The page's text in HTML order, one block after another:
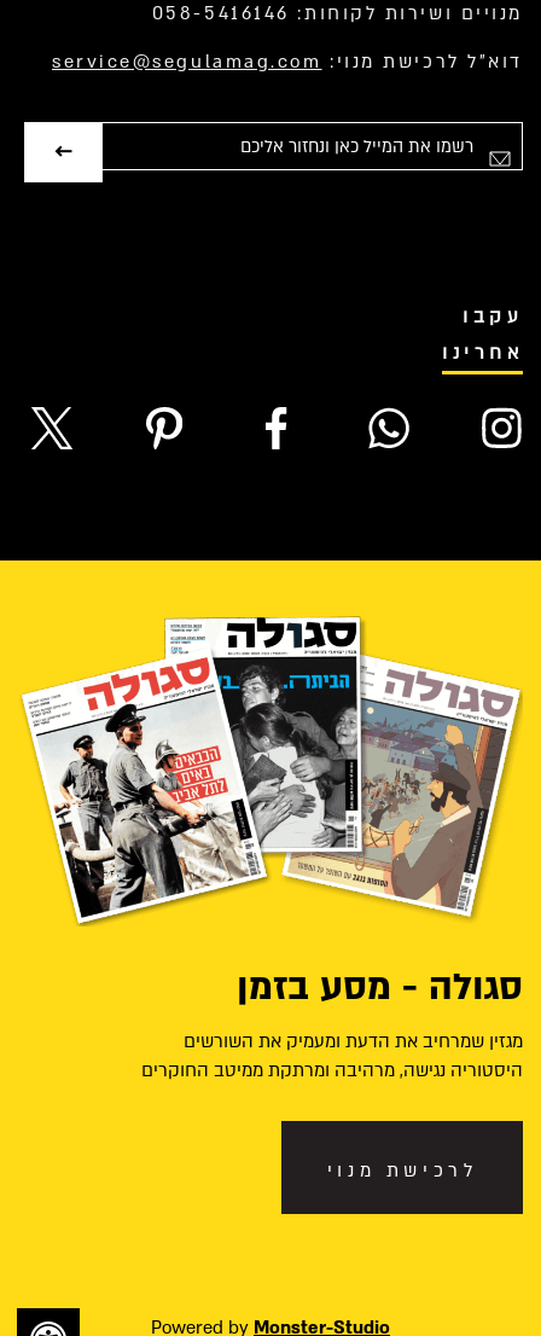
מנויים ושירות לקוחות: 058-5416146
דוא”ל לרכישת מנוי: service@segulamag.com
אימייל
עקבו
אחרינו
סגולה - מסע בזמן
מגזין שמרחיב את הדעת ומעמיק את השורשים
היסטוריה נגישה, מרהיבה ומרתקת ממיטב החוקרים
לרכישת מנוי
Powered by Monster-Studio